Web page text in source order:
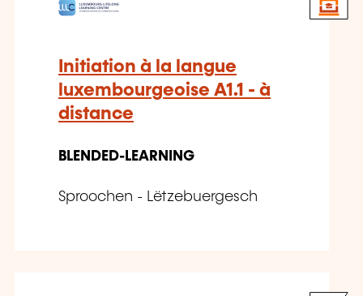
Initiation à la langue
luxembourgeoise A1.1 - à
distance
BLENDED-LEARNING
Sproochen - Lëtzebuergesch